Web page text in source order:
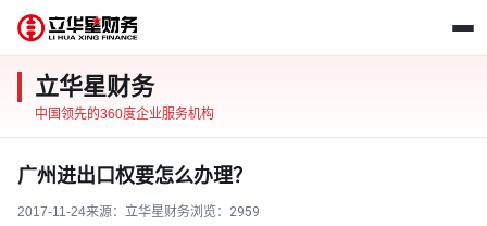
立华星财务
中国领先的360度企业服务机构
广州进出口权要怎么办理？
2017-11-24来源：立华星财务浏览： 2959